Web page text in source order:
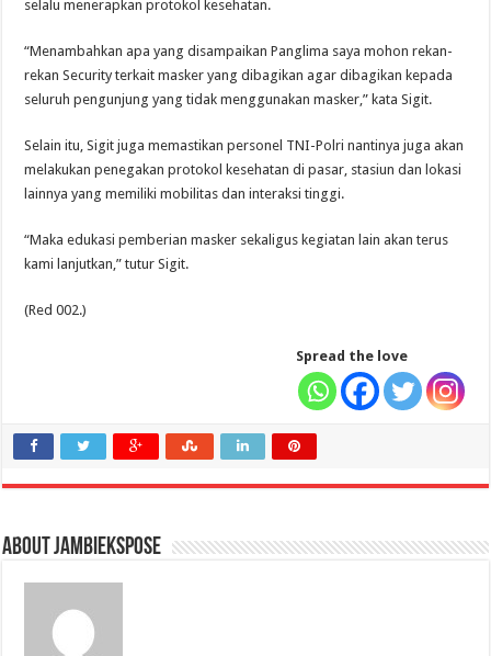
selalu menerapkan protokol kesehatan.
“Menambahkan apa yang disampaikan Panglima saya mohon rekan-
rekan Security terkait masker yang dibagikan agar dibagikan kepada
seluruh pengunjung yang tidak menggunakan masker,” kata Sigit.
Selain itu, Sigit juga memastikan personel TNI-Polri nantinya juga akan
melakukan penegakan protokol kesehatan di pasar, stasiun dan lokasi
lainnya yang memiliki mobilitas dan interaksi tinggi.
“Maka edukasi pemberian masker sekaligus kegiatan lain akan terus
kami lanjutkan,” tutur Sigit.
(Red 002.)
Spread the love
About jambiekspose